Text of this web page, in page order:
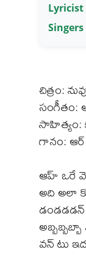
Lyricist
Singers
చిత్రం:
సాహిత్యం:
గానం:
ఆహ్ ఒరే
అది అలా
వన్ టు